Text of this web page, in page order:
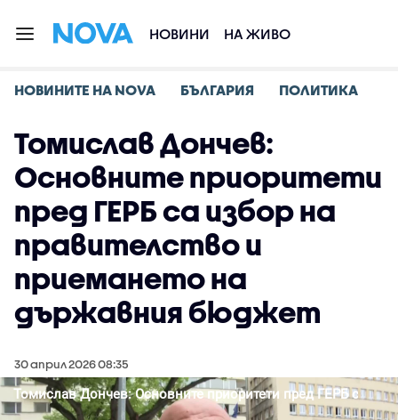
НОВИНИ НА ЖИВО
НОВИНИТЕ НА NOVA БЪЛГАРИЯ ПОЛИТИКА
Томислав Дончев:
Основните приоритети
пред ГЕРБ са избор на
правителство и
приемането на
държавния бюджет
30 април 2026 08:35